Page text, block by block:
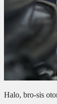
Halo, bro-sis